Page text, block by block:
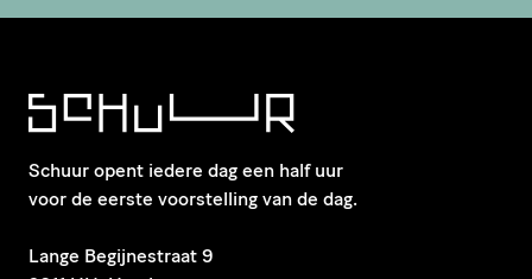
Schuur opent iedere dag een half uur
voor de eerste voorstelling van de dag.
​Lange Begijnestraat 9